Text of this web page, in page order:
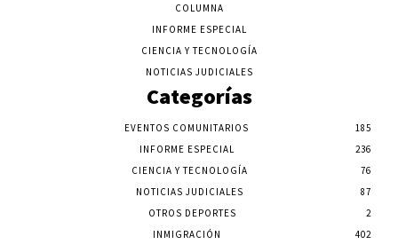
COLUMNA
INFORME ESPECIAL
CIENCIA Y TECNOLOGÍA
NOTICIAS JUDICIALES
Categorías
EVENTOS COMUNITARIOS
185
INFORME ESPECIAL
236
CIENCIA Y TECNOLOGÍA
76
NOTICIAS JUDICIALES
87
OTROS DEPORTES
2
INMIGRACIÓN
402